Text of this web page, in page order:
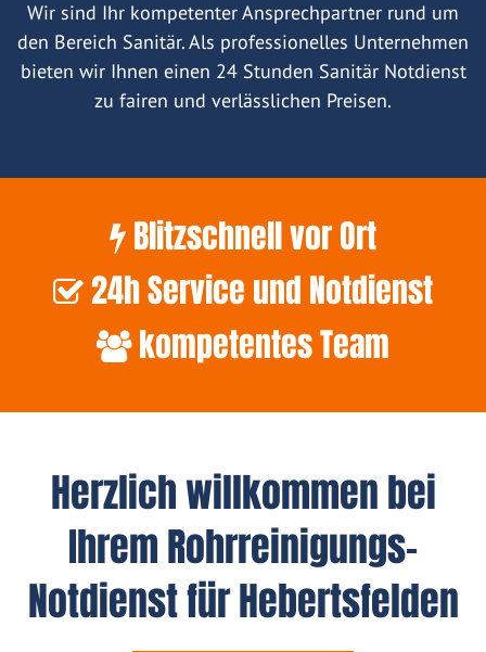
Wir sind Ihr kompetenter Ansprechpartner rund um
den Bereich Sanitär. Als professionelles Unternehmen
bieten wir Ihnen einen 24 Stunden Sanitär Notdienst
zu fairen und verlässlichen Preisen.
Blitzschnell vor Ort
24h Service und Notdienst
kompetentes Team
Herzlich willkommen bei
Ihrem Rohrreinigungs-
Notdienst für Hebertsfelden